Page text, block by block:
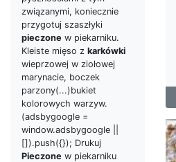
związanymi, koniecznie
przygotuj szaszłyki
pieczone w piekarniku.
Kleiste mięso z karkówki
wieprzowej w ziołowej
marynacie, boczek
parzony(...)bukiet
kolorowych warzyw.
(adsbygoogle =
window.adsbygoogle ||
[]).push({}); Drukuj
Pieczone w piekarniku